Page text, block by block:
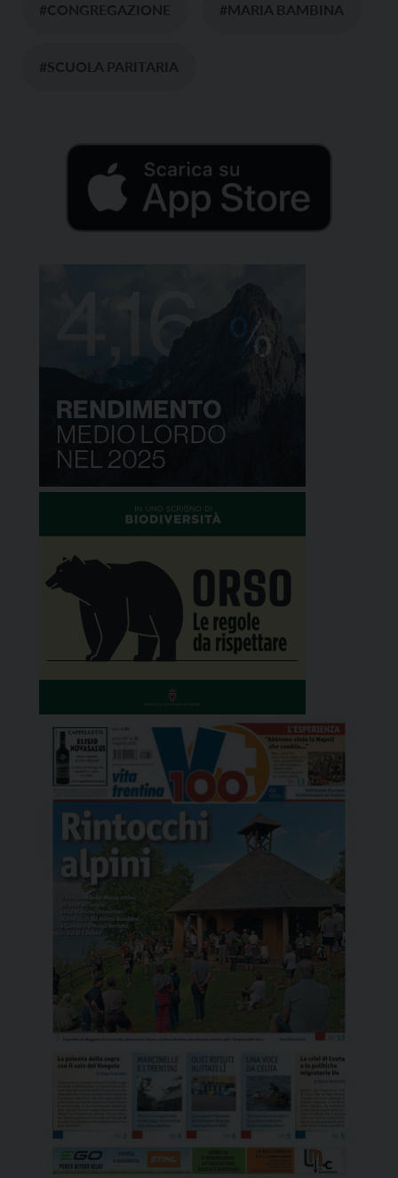
#CONGREGAZIONE #MARIA BAMBINA
#SCUOLA PARITARIA